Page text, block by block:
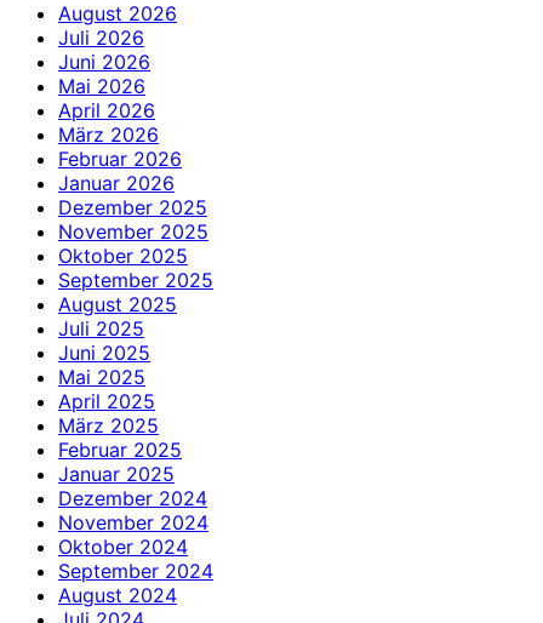
August 2026
Juli 2026
Juni 2026
Mai 2026
April 2026
März 2026
Februar 2026
Januar 2026
Dezember 2025
November 2025
Oktober 2025
September 2025
August 2025
Juli 2025
Juni 2025
Mai 2025
April 2025
März 2025
Februar 2025
Januar 2025
Dezember 2024
November 2024
Oktober 2024
September 2024
August 2024